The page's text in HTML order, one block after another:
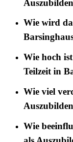
Wie wird
Wie hoch
Teilzeit in
Wie viel
Wie